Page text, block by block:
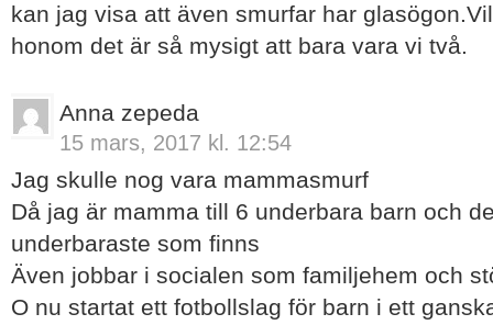
kan jag visa att även smurfar har
honom det är så mysigt att bara vara vi två.
Anna zepeda
15 mars, 2017 kl. 12:54
Jag skulle nog vara mammasmurf
Då jag är mamma till 6 underbara barn och
underbaraste som finns
Även jobbar i socialen som familjehem och
O nu startat ett fotbollslag för barn i ett